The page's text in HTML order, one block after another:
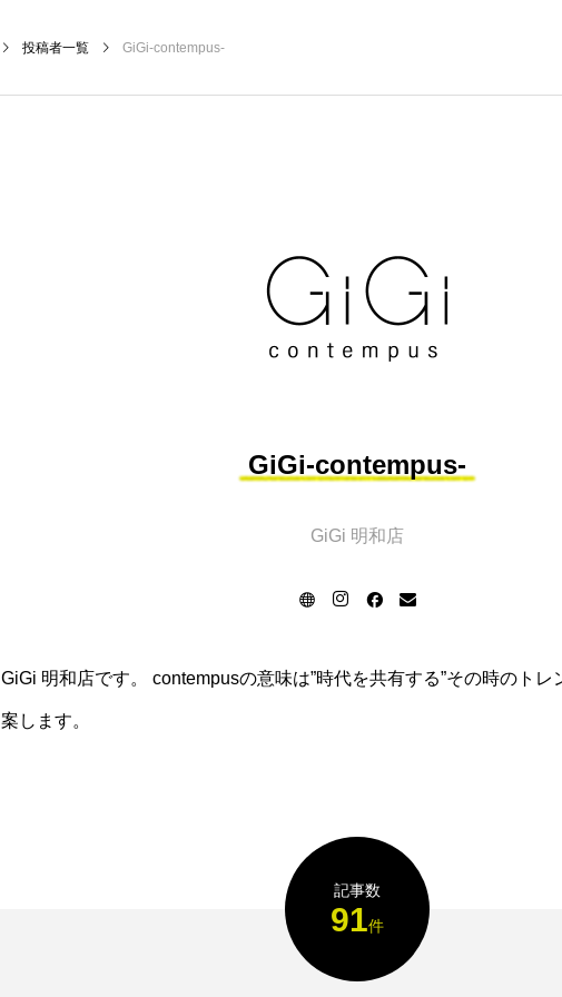
投稿者一覧 GiGi-contempus-
GiGi-contempus-
GiGi 明和店
GiGi 明和店です。 contempusの意味は”時代を共有する”その時のトレ
案します。
記事数
91件